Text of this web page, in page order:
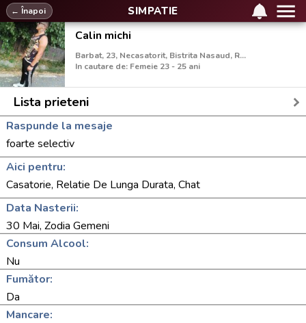
SIMPATIE
← Înapoi
Calin michi
Barbat, 23, Necasatorit, Bistrita Nasaud, Romania
In cautare de: Femeie 23 - 25 ani
Lista prieteni
Raspunde la mesaje
foarte selectiv
Aici pentru:
Casatorie, Relatie De Lunga Durata, Chat
Data Nasterii:
30 Mai, Zodia Gemeni
Consum Alcool:
Nu
Fumător:
Da
Mancare: